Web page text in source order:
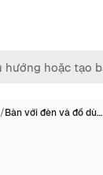
/Bàn với đèn và đồ dù…